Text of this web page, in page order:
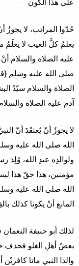
على هذا الكون
حُدّوا المراتب، لا
يعلمُ كلَّ الغيب لا يعلَمُ
عليه الصلاة والسلام
صلى الله عليه وسلم
الصلاة والسلام سيّدُ
آدم عليه الصلاة
لا يجوزُ أنْ يُعتقَدَ أنّ
الله صلى الله عليه
ولوالدِه عبدِ الله،
مؤمنين، هذا حقّ هذا
الله صلى الله عليه
المانع أنْ يكونا كذلك
لذلك أبو حنيفة
بعضُ أهلِ الغلو فحذف
والدا النبي ماتا